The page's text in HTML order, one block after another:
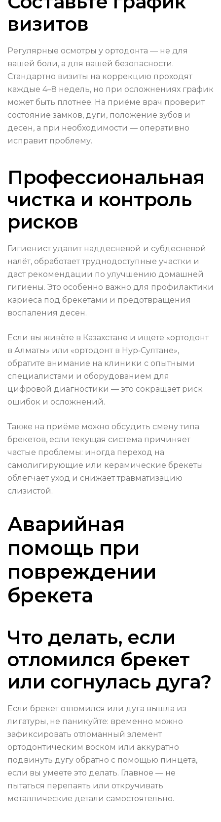
визитов
Регулярные осмотры у ортодонта — не для
вашей боли, а для вашей безопасности.
Стандартно визиты на коррекцию проходят
каждые 4–8 недель, но при осложнениях график
может быть плотнее. На приёме врач проверит
состояние замков, дуги, положение зубов и
десен, а при необходимости — оперативно
исправит проблему.
Профессиональная
чистка и контроль
рисков
Гигиенист удалит наддесневой и субдесневой
налёт, обработает труднодоступные участки и
даст рекомендации по улучшению домашней
гигиены. Это особенно важно для профилактики
кариеса под брекетами и предотвращения
воспаления десен.
Если вы живёте в Казахстане и ищете «ортодонт
в Алматы» или «ортодонт в Нур‑Султане»,
обратите внимание на клиники с опытными
специалистами и оборудованием для
цифровой диагностики — это сокращает риск
ошибок и осложнений.
Также на приёме можно обсудить смену типа
брекетов, если текущая система причиняет
частые проблемы: иногда переход на
самолигирующие или керамические брекеты
облегчает уход и снижает травматизацию
слизистой.
Аварийная
помощь при
повреждении
брекета
Что делать, если
отломился брекет
или согнулась дуга?
Если брекет отломился или дуга вышла из
лигатуры, не паникуйте: временно можно
зафиксировать отломанный элемент
ортодонтическим воском или аккуратно
подвинуть дугу обратно с помощью пинцета,
если вы умеете это делать. Главное — не
пытаться перепаять или откручивать
металлические детали самостоятельно.